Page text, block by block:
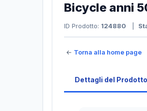
Bicycle anni
ID Prodotto: 124880
← Torna alla home page
Dettagli del Prodotto